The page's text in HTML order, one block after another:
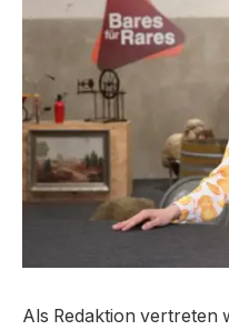
Als Redaktion vertreten